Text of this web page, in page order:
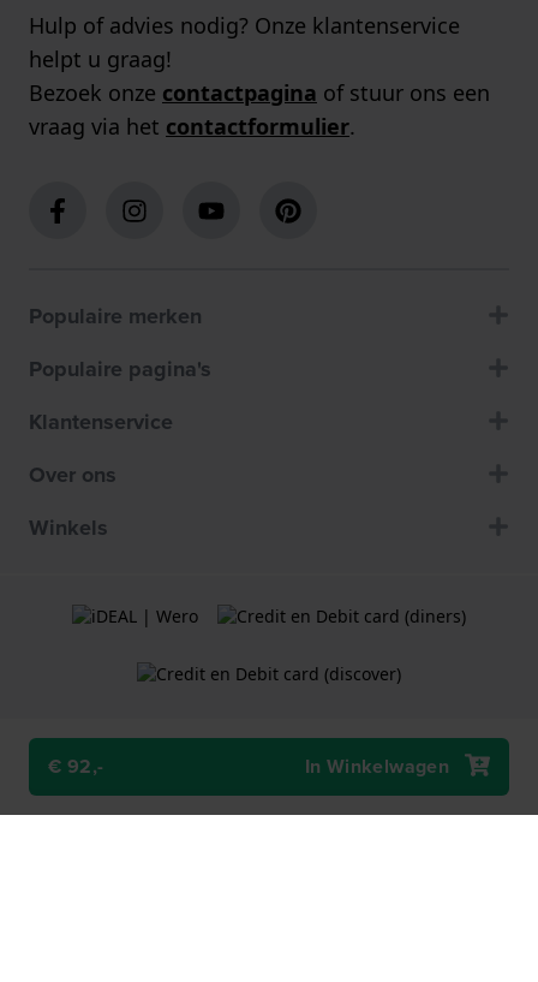
€ 92,- In Winkelwagen
Hulp of advies nodig? Onze klantenservice
helpt u graag!
Bezoek onze contactpagina of stuur ons een
vraag via het contactformulier.
Populaire merken
Populaire pagina's
Klantenservice
Over ons
Winkels